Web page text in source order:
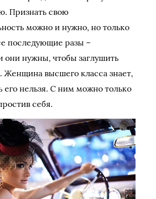
Признать свою
можно и нужно, но только
последующие разы –
они нужны, чтобы заглушить
Женщина высшего класса знает,
его нельзя. С ним можно только
себя.